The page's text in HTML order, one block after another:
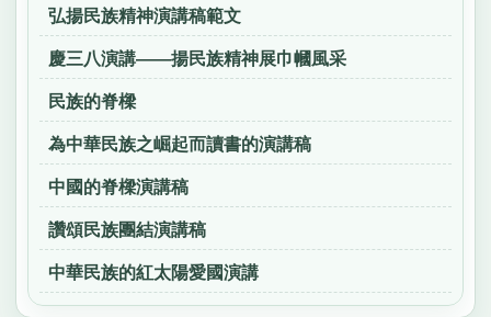
弘揚民族精神演講稿範文
慶三八演講——揚民族精神展巾幗風采
民族的脊樑
為中華民族之崛起而讀書的演講稿
中國的脊樑演講稿
讚頌民族團結演講稿
中華民族的紅太陽愛國演講